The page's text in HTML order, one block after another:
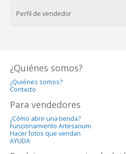
Perfil de vendedor
¿Quiénes somos?
¿Quiénes somos?
Contacto
Para vendedores
¿Cómo abrir una tienda?
Funcionamiento Artesanum
Hacer fotos que vendan
AYUDA